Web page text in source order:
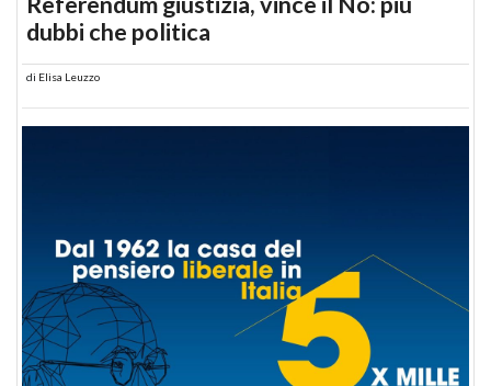
dubbi che politica
di Elisa Leuzzo